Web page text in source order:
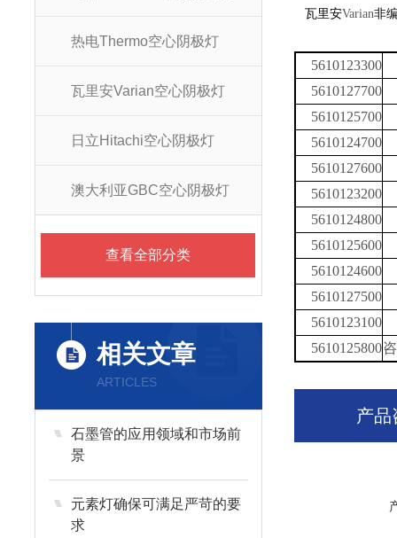
热电Thermo空心阴极灯
瓦里安Varian空心阴极灯
日立Hitachi空心阴极灯
澳大利亚GBC空心阴极灯
查看全部分类
相关文章
ARTICLES
石墨管的应用领域和市场前
景
元素灯确保可满足严苛的要
求
瓦里安Varian非
5610123300
5610127700
5610125700
5610124700
5610127600
5610123200
5610124800
5610125600
5610124600
5610127500
5610123100
5610125800
产品